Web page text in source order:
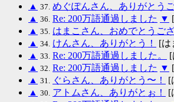
▲ 37. めぐぽんさん、ありがとう
▲ 36. Re: 200万語通過しました ▼
▲ 35. はまこさん、おめでとうご
▲ 34. けんさん、ありがとう！
[は
▲ 33. Re: 200万語通過しました。
[
▲ 32. Re: 200万語通過しました ▼
▲ 31. ぐらさん、ありがとう〜！
[
▲ 30. アトムさん、ありがとぉ！
[